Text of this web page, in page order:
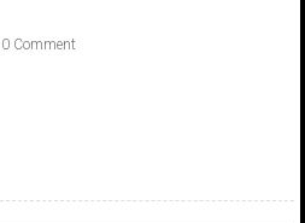
0 Comment